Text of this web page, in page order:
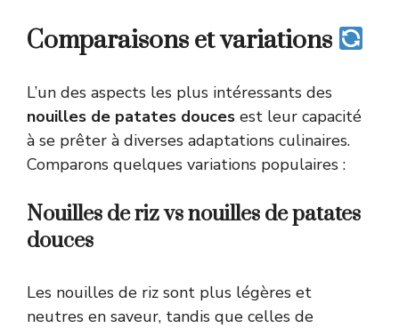
Comparaisons et variations
L’un des aspects les plus intéressants des
nouilles de patates douces est leur capacité
à se prêter à diverses adaptations culinaires.
Comparons quelques variations populaires :
Nouilles de riz vs nouilles de patates
douces
Les nouilles de riz sont plus légères et
neutres en saveur, tandis que celles de